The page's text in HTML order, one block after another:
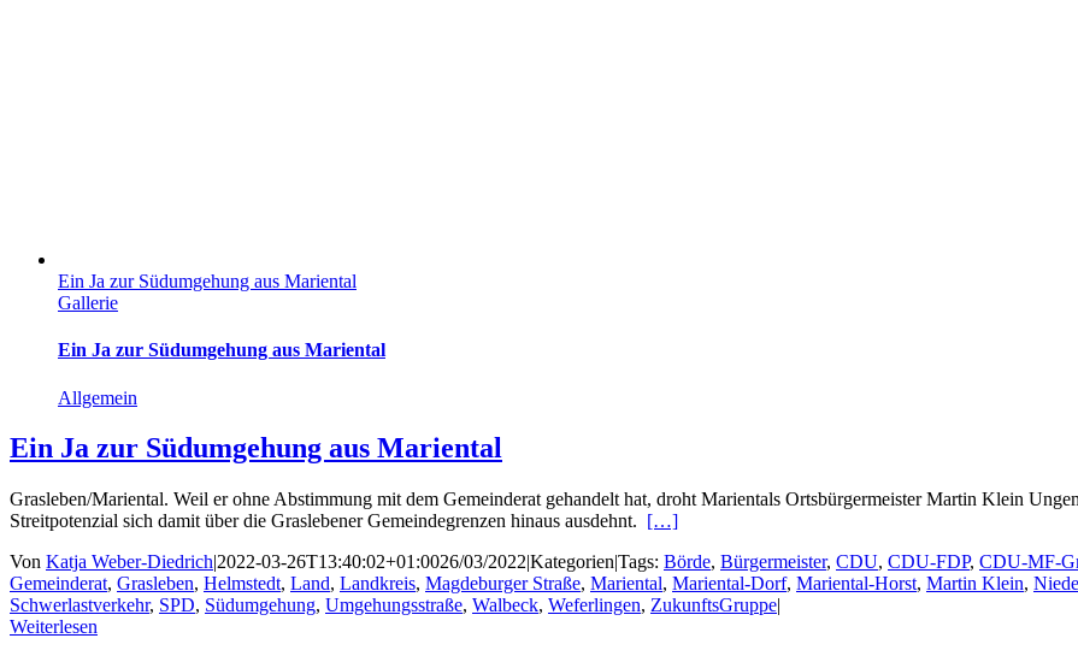
Ein Ja zur Südumgehung aus Mariental
Gallerie
Ein Ja zur Südumgehung aus Mariental
Allgemein
Ein Ja zur Südumgehung aus Mariental
Grasleben/Mariental. Weil er ohne Abstimmung mit dem Gemeinderat gehandelt hat, droht Marientals Ortsbürgermeister Martin Klein
Streitpotenzial sich damit über die Graslebener Gemeindegrenzen hinaus ausdehnt. […]
Von Katja Weber-Diedrich|2022-03-26T13:40:02+01:0026/03/2022|Kategorien|Tags: Börde, Bürgermeister, CDU, CDU-FDP, CDU-MF-
Gemeinderat, Grasleben, Helmstedt, Land, Landkreis, Magdeburger Straße, Mariental, Mariental-Dorf, Mariental-Horst, Martin Klein,
Schwerlastverkehr, SPD, Südumgehung, Umgehungsstraße, Walbeck, Weferlingen, ZukunftsGruppe|
Weiterlesen